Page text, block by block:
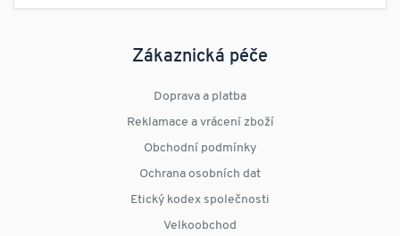
Zákaznická péče
Doprava a platba
Reklamace a vrácení zboží
Obchodní podmínky
Ochrana osobních dat
Etický kodex společnosti
Velkoobchod